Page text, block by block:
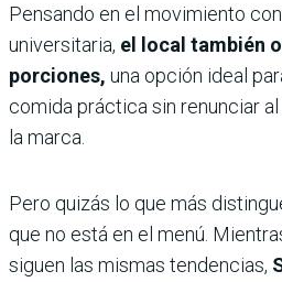
Pensando en el movimiento
universitaria, el local también
porciones, una opción ideal
comida práctica sin renunciar
la marca.
Pero quizás lo que más
que no está en el menú.
siguen las mismas tendencias,